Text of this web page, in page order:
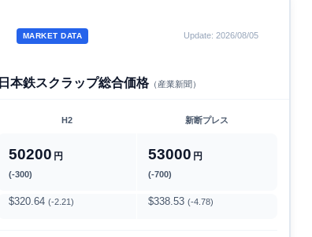
MARKET DATA Update: 2026/08/05
日本鉄スクラップ総合価格（産業新聞）
H2 新断プレス
50200 円
(-300)
53000 円
(-700)
$320.64 (-2.21) $338.53 (-4.78)